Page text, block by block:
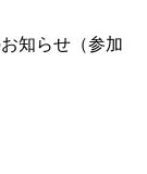
知らせ（参加